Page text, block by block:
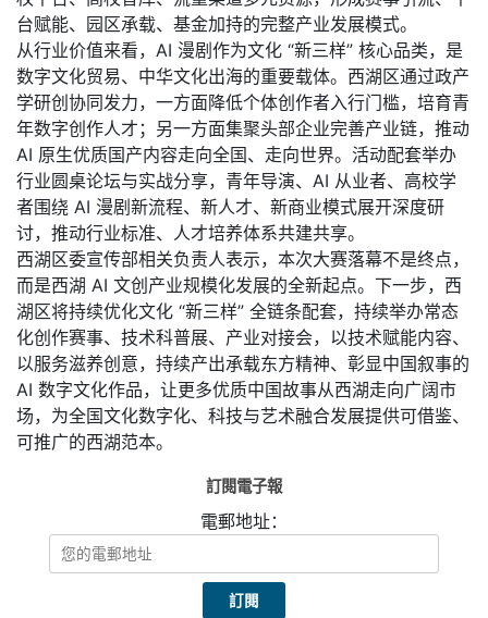
台赋能、园区承载、基金加持的完整产业发展模式。
从行业价值来看，AI 漫剧作为文化 “新三样” 核心品类，是
数字文化贸易、中华文化出海的重要载体。西湖区通过政产
学研创协同发力，一方面降低个体创作者入行门槛，培育青
年数字创作人才；另一方面集聚头部企业完善产业链，推动
AI 原生优质国产内容走向全国、走向世界。活动配套举办
行业圆桌论坛与实战分享，青年导演、AI 从业者、高校学
者围绕 AI 漫剧新流程、新人才、新商业模式展开深度研
讨，推动行业标准、人才培养体系共建共享。
西湖区委宣传部相关负责人表示，本次大赛落幕不是终点，
而是西湖 AI 文创产业规模化发展的全新起点。下一步，西
湖区将持续优化文化 “新三样” 全链条配套，持续举办常态
化创作赛事、技术科普展、产业对接会，以技术赋能内容、
以服务滋养创意，持续产出承载东方精神、彰显中国叙事的
AI 数字文化作品，让更多优质中国故事从西湖走向广阔市
场，为全国文化数字化、科技与艺术融合发展提供可借鉴、
可推广的西湖范本。
訂閱電子報
電郵地址：